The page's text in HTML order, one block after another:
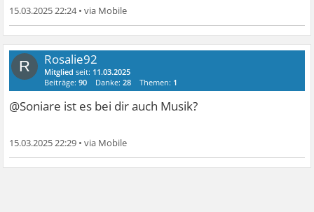
15.03.2025 22:24•
R Rosalie92
Mitglied seit: 11.03.2025
Beiträge:90 Danke:28 Themen: 1
@Soniare ist es bei dir auch Musik?
15.03.2025 22:29 •